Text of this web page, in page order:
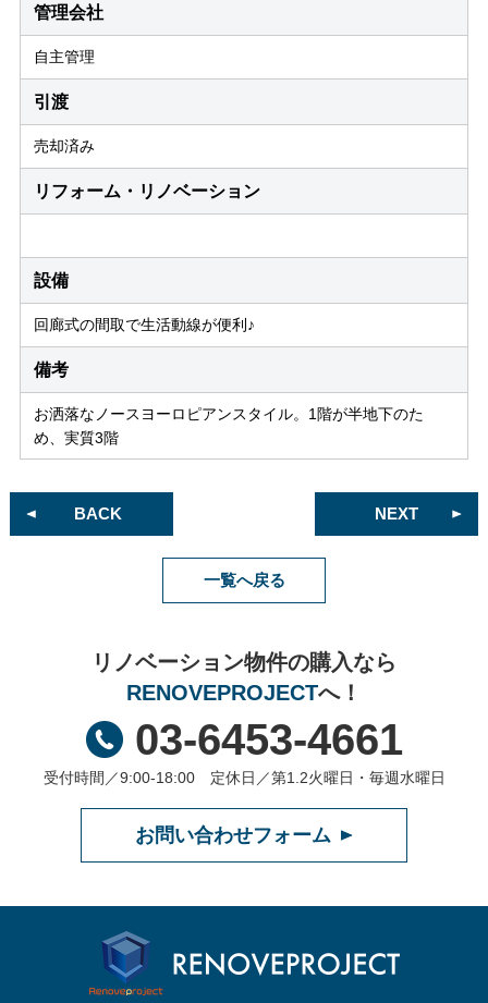
管理会社
自主管理
引渡
売却済み
リフォーム・リノベーション
設備
回廊式の間取で生活動線が便利♪
備考
お洒落なノースヨーロピアンスタイル。1階が半地下のた
め、実質3階
BACK NEXT
一覧へ戻る
リノベーション物件の購入なら
RENOVEPROJECTへ！
03-6453-4661
受付時間／9:00-18:00 定休日／第1.2火曜日・毎週水曜日
お問い合わせフォーム